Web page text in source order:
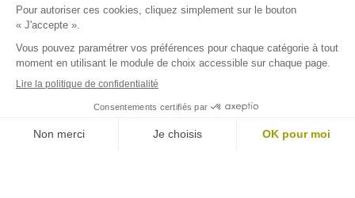
57 AVENUE JEAN JAURÈS
89400 MIGENNES
Choisir ce magasin